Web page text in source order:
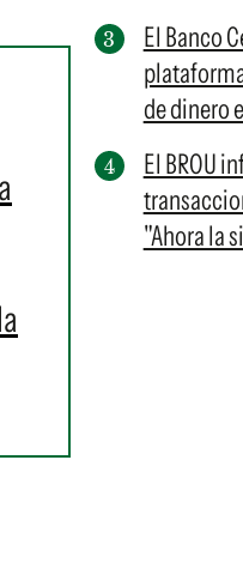
El Banco
de dinero
El BROU
"Ahora la